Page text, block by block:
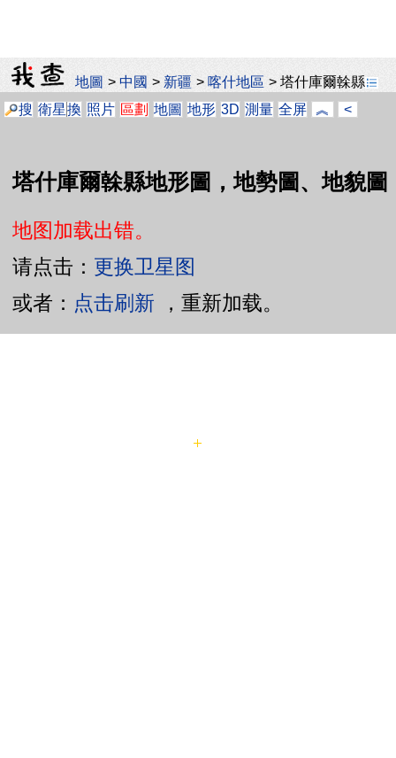
地圖 >中國 > 新疆 >喀什地區 >塔什庫爾榦縣
搜 衛星換 照片 區劃 地圖 地形 3D 測量 全屏 ︽ <
塔什庫爾榦縣地形圖，地勢圖、地貌圖
地图加载出错。
请点击： 更换卫星图
或者： 点击刷新 ，重新加载。